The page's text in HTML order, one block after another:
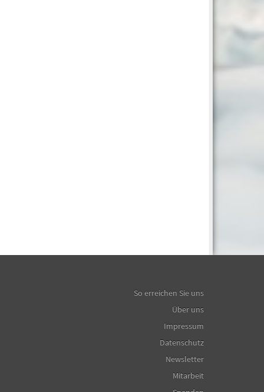
So erreichen Sie uns
Über uns
Impressum
Datenschutz
Newsletter
Mitarbeit